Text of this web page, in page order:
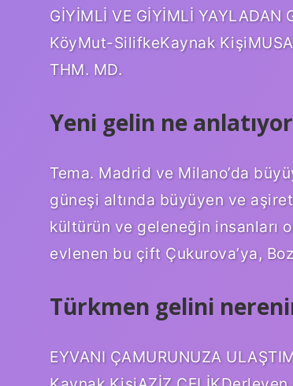
GİYİMLİ VE GİYİMLİ
KöyMut-SilifkeKaynak
THM. MD.
Yeni gelin ne
Tema. Madrid ve Milano’da
güneşi altında büyüyen ve
kültürün ve geleneğin insanları
evlenen bu çift Çukurova’ya,
Türkmen gelini
EYVANI ÇAMURUNUZA